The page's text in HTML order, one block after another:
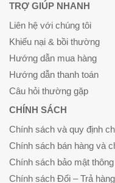
TRỢ GIÚP NHANH
Liên hệ với chúng tôi
Khiếu nại & bồi thường
Hướng dẫn mua hàng
Hướng dẫn thanh toán
Câu hỏi thường gặp
CHÍNH SÁCH
Chính sách và quy định
Chính sách bán hàng và
Chính sách bảo mật
Chính sách Đổi – Trả